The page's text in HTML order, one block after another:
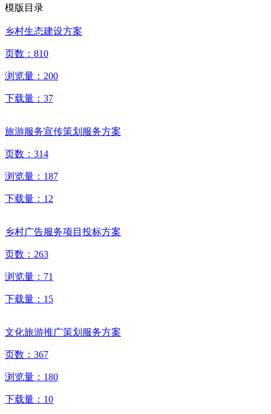
模版目录
乡村生态建设方案
页数： 810
浏览量： 200
下载量： 37
旅游服务宣传策划服务方案
页数： 314
浏览量： 187
下载量： 12
乡村广告服务项目投标方案
页数： 263
浏览量： 71
下载量： 15
文化旅游推广策划服务方案
页数： 367
浏览量： 180
下载量： 10